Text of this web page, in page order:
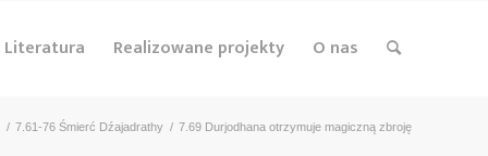
Literatura Realizowane projekty O nas
/ 7.61-76 Śmierć Dźajadrathy / 7.69 Durjodhana otrzymuje magiczną zbroję